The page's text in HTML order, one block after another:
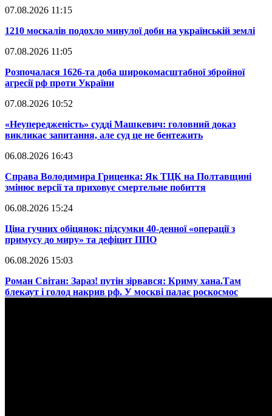
07.08.2026 11:15
​1210 москалів подохло минулої доби на українській землі
07.08.2026 11:05
​Розпочалася 1626-та доба широкомасштабної збройної
агресії рф проти України
07.08.2026 10:52
​«Неупередженість» судді Машкевич: головний доказ
викликає запитання, але суд це не бентежить
06.08.2026 16:43
​Справа Володимира Гриценка: Як ТЦК на Полтавщині
змінює версії та приховує смертельне побиття
06.08.2026 15:24
​Ціна гучних обіцянок: підсумки 40-денної «операції з
примусу до миру» та дефіцит ППО
06.08.2026 15:03
​Роман Світан: Зараз! путін зірвався: Криму хана.Там
блекаут і голод накрив рф. У москві палає роскосмос